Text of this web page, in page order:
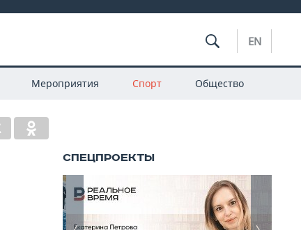
EN
Мероприятия Спорт Общество